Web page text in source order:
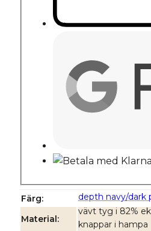
Färg depth navy/dark
Material
vävt tyg i 82%
knappar i hampa